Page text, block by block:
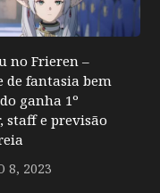
no Frieren –
de fantasia bem
ganha 1º
staff e previsão
8, 2023